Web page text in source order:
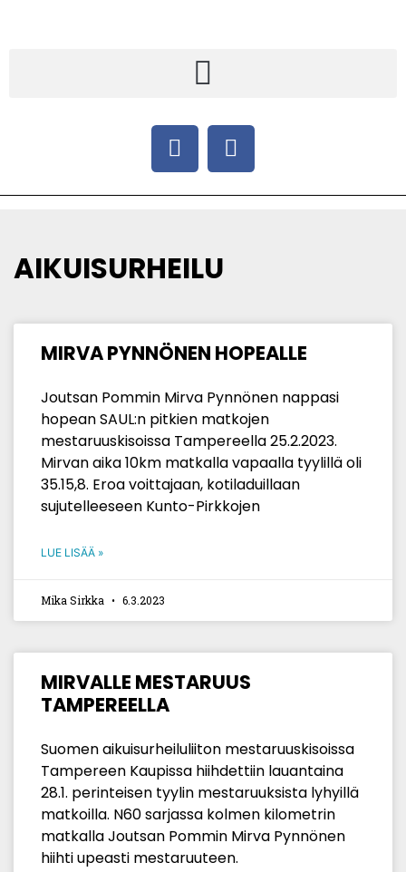
AIKUISURHEILU
MIRVA PYNNÖNEN HOPEALLE
Joutsan Pommin Mirva Pynnönen nappasi
hopean SAUL:n pitkien matkojen
mestaruuskisoissa Tampereella 25.2.2023.
Mirvan aika 10km matkalla vapaalla tyylillä oli
35.15,8. Eroa voittajaan, kotiladuillaan
sujutelleeseen Kunto-Pirkkojen
LUE LISÄÄ »
Mika Sirkka 6.3.2023
MIRVALLE MESTARUUS
TAMPEREELLA
Suomen aikuisurheiluliiton mestaruuskisoissa
Tampereen Kaupissa hiihdettiin lauantaina
28.1. perinteisen tyylin mestaruuksista lyhyillä
matkoilla. N60 sarjassa kolmen kilometrin
matkalla Joutsan Pommin Mirva Pynnönen
hiihti upeasti mestaruuteen.